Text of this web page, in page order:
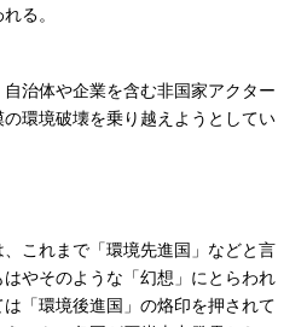
る。
治体や企業を含む非国家アクター
環境破壊を乗り越えようとしてい
これまで「環境先進国」などと言
やそのような「幻想」にとらわれ
「環境後進国」の烙印を押されて